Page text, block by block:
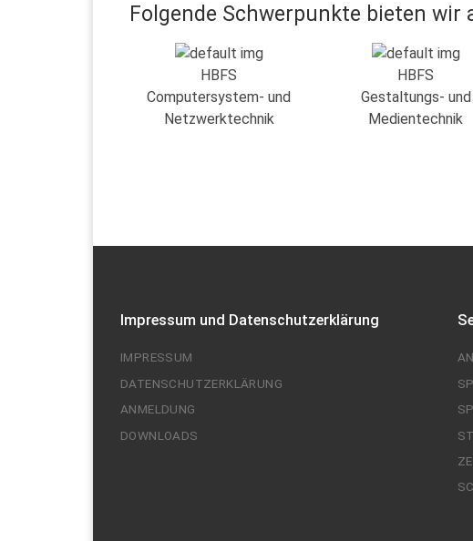
Folgende Schwerpunkte bieten wir
HBFS
Computersystem- und
Netzwerktechnik
HBFS
Gestaltungs- und
Medientechnik
Impressum und Datenschutzerklärung
IMPRESSUM
DATENSCHUTZERKLÄRUNG
ANMELDUNG
DOWNLOADS